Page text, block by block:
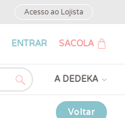
Acesso ao Lojista
ENTRAR SACOLA
A DEDEKA
Voltar